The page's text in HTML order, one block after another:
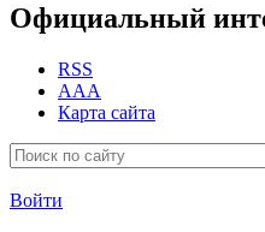
Официальный
RSS
AAA
Карта сайта
Войти